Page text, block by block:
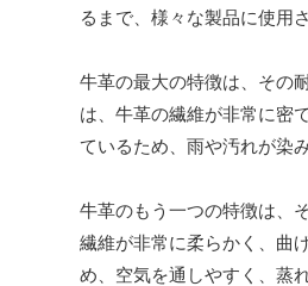
るまで、様々な製品に使用
牛革の最大の特徴は、その
は、牛革の繊維が非常に密
ているため、雨や汚れが染
牛革のもう一つの特徴は、
繊維が非常に柔らかく、曲
め、空気を通しやすく、蒸